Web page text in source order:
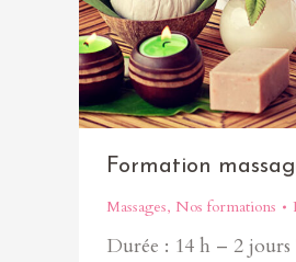
Formation
Massages, Nos formations
Durée : 14 h – 2